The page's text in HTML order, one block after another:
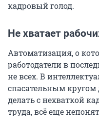
кадровый голод.
Не хватает
Автоматизация, о
работодатели в
не всех. В
спасательным
делать с нехваткой
труда, всё еще